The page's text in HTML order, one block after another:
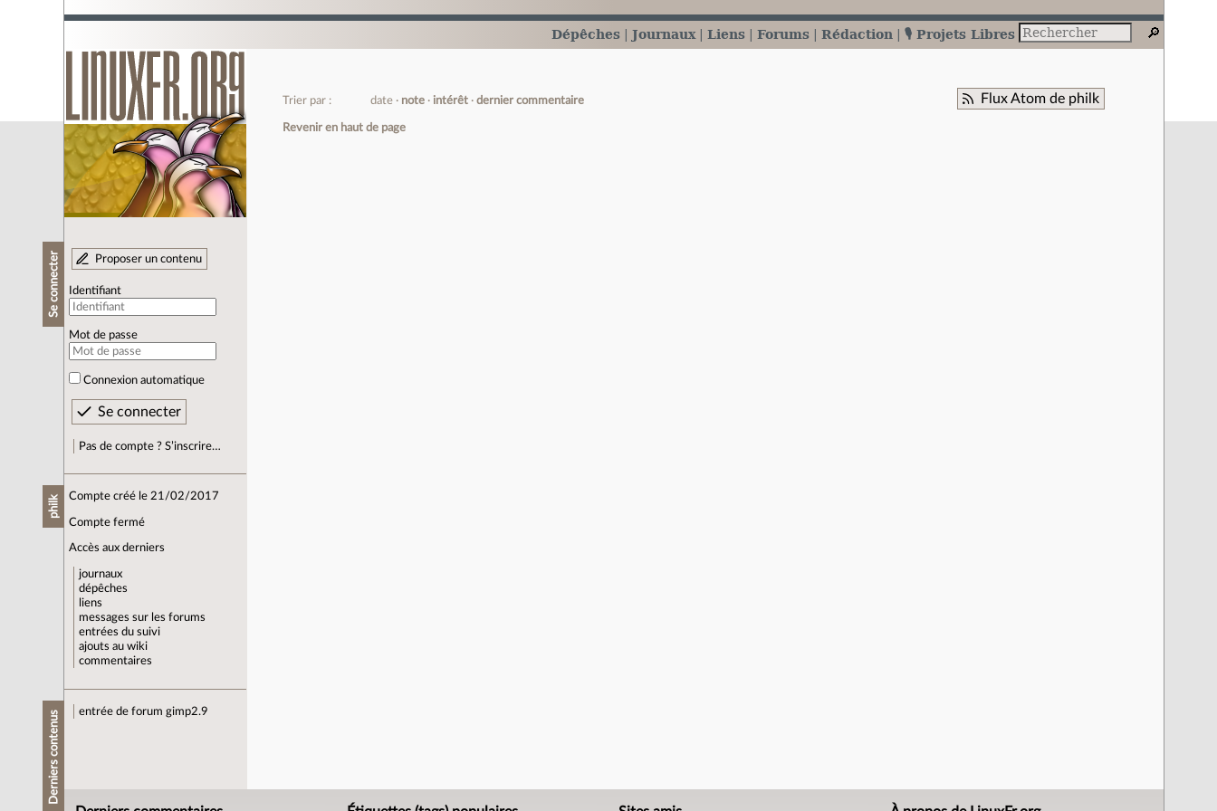
Dépêches Journaux Liens Forums Rédaction 🎙️ Projets Libres
Se connecter Proposer un contenu
Identifiant
Mot de passe
Connexion automatique
Pas de compte ? S’inscrire…
philk Compte créé le 21/02/2017
Compte fermé
Accès aux derniers
journaux
dépêches
liens
messages sur les forums
entrées du suivi
ajouts au wiki
commentaires
Derniers contenus entrée de forum gimp2.9
Flux Atom de philk
Trier par : date note intérêt dernier commentaire
Revenir en haut de page